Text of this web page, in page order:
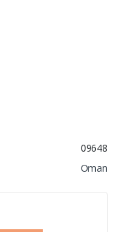
09648
Oman